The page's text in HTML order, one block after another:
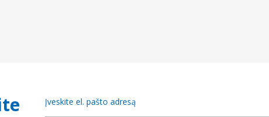
Įveskite el. pašto adresą